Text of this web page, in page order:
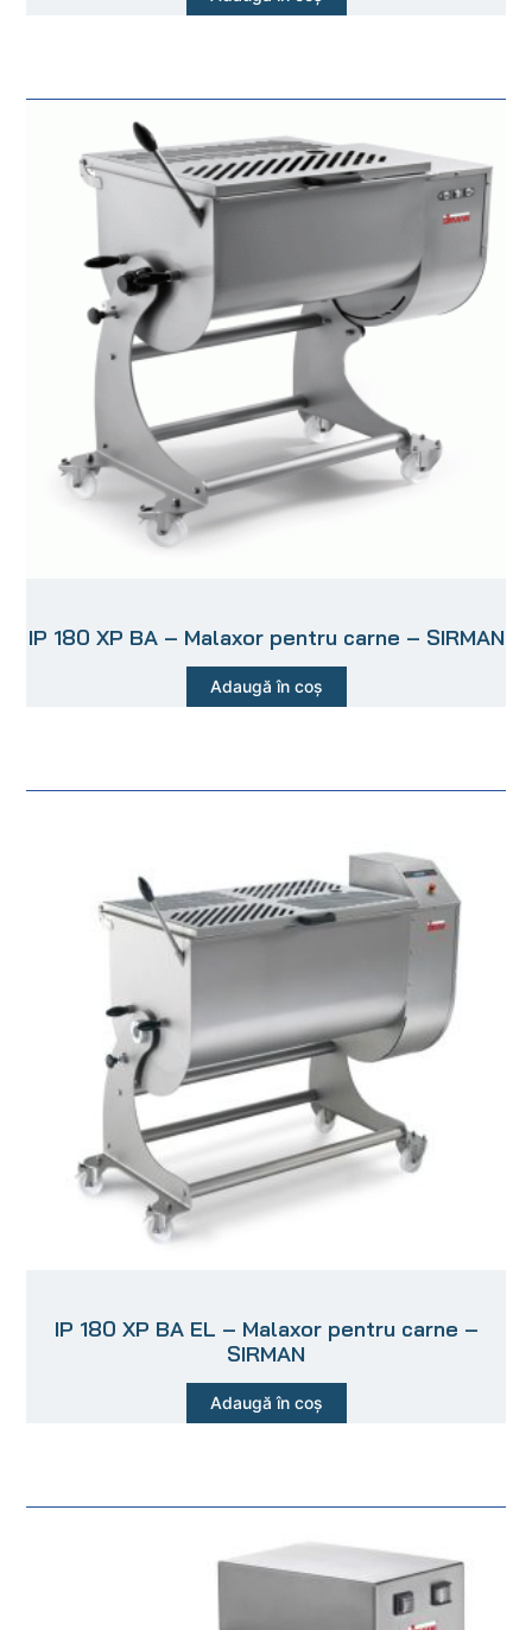
IP 180 XP BA – Malaxor pentru carne – SIRMAN
Adaugă în coș
IP 180 XP BA EL – Malaxor pentru carne –
SIRMAN
Adaugă în coș